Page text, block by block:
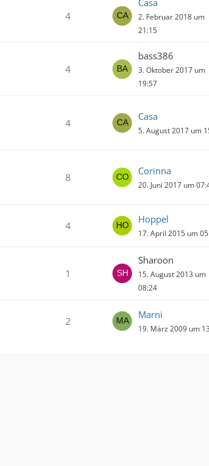
4
Casa
2. Februar 2018 um
21:15
4
bass386
3. Oktober 2017 um
19:57
4
Casa
5. August 2017 um
8
Corinna
20. Juni 2017 um
4
Hoppel
17. April 2015 um
1
Sharoon
15. August 2013 um
08:24
2
Marni
19. März 2009 um